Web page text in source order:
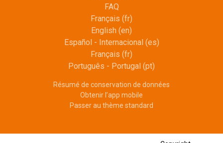
FAQ
Français ‎(fr)‎
English ‎(en)‎
Español - Internacional ‎(es)‎
Français ‎(fr)‎
Português - Portugal ‎(pt)‎
Résumé de conservation de données
Obtenir l’app mobile
Passer au thème standard